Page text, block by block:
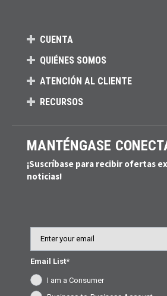
CUENTA
QUIÉNES SOMOS
ATENCIÓN AL CLIENTE
RECURSOS
MANTÉNGASE
¡Suscríbase para recibir ofertas
noticias!
Email List*
I am a Consumer